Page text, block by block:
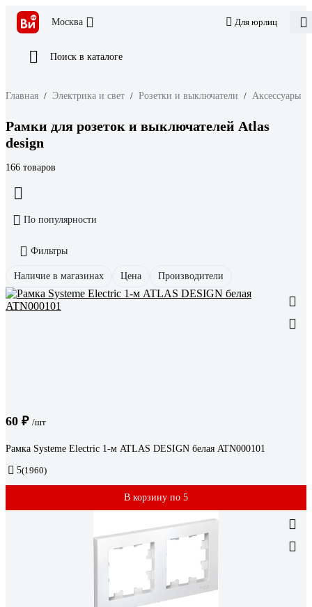
Москва Для юрлиц
Поиск в каталоге
Главная / Электрика и свет / Розетки и выключатели / Аксессуары
Рамки для розеток и выключателей Atlas
design
166 товаров
По популярности
Фильтры
Наличие в магазинах Цена Производители
60 ₽ /шт
Рамка Systeme Electric 1-м ATLAS DESIGN белая ATN000101
5(1960)
В корзину по 5